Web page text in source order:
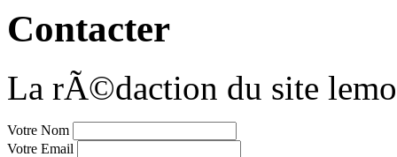
Contacter
La rÃ©daction du site
Votre Nom
Votre Email